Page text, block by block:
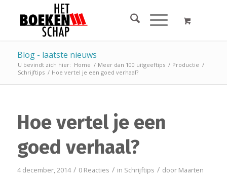
Blog - laatste nieuws
U bevindt zich hier: Home / Meer dan 100 uitgeeftips / Productie /
Schrijftips / Hoe vertel je een goed verhaal?
Hoe vertel je een
goed verhaal?
4 december, 2014 / 0 Reacties / in Schrijftips / door Maarten